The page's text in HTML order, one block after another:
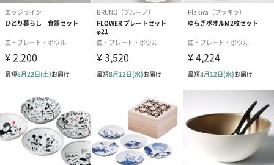
誕生日や結婚祝い・出産祝いなど、様々なシーンのメッセージカ
ードを同梱します。
メッセージカードや封筒のデザインは一部変更する場合がありま
す。